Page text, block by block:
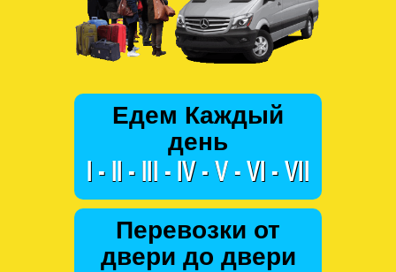
Едем Каждый
день
Перевозки от
двери до двери